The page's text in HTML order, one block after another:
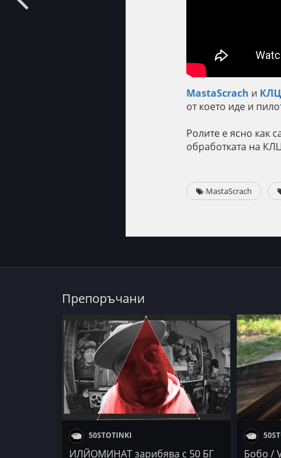
MastaScrach и
от което иде и
Ролите е ясно как
обработката на
MastaScrach
Препоръчани
50STOTINKI
ИЛЙОМИНАТ зарибява с 50 БГ Бобо /